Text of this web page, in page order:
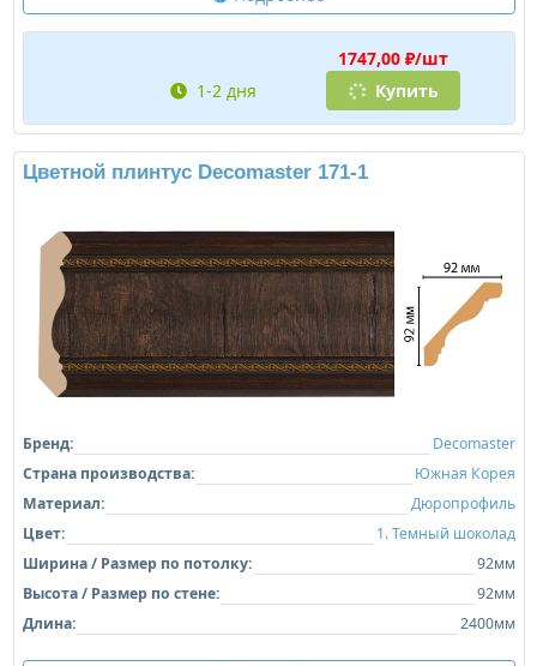
1747,00 ₽/шт
1-2 дня
Купить
Цветной плинтус Decomaster 171-1
Бренд:
Decomaster
Страна производства:
Южная Корея
Материал:
Дюропрофиль
Цвет:
1. Темный шоколад
Ширина / Размер по потолку:
92мм
Высота / Размер по стене:
92мм
Длина:
2400мм